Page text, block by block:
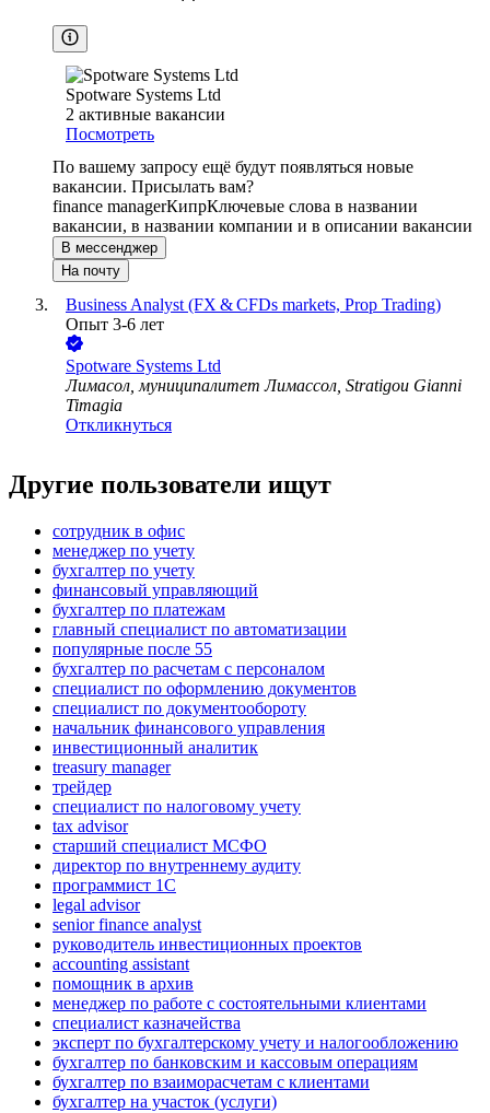
Spotware Systems Ltd
2 активные вакансии
Посмотреть
По вашему запросу ещё будут появляться новые
вакансии. Присылать вам?
finance managerКипрКлючевые слова в названии
вакансии, в названии компании и в описании вакансии
В мессенджер
На почту
Business Analyst (FX & CFDs markets, Prop Trading)
Опыт 3-6 лет
Spotware Systems Ltd
Лимасол, муниципалитет Лимассол, Stratigou Gianni
Timagia
Откликнуться
Другие пользователи ищут
сотрудник в офис
менеджер по учету
бухгалтер по учету
финансовый управляющий
бухгалтер по платежам
главный специалист по автоматизации
популярные после 55
бухгалтер по расчетам с персоналом
специалист по оформлению документов
специалист по документообороту
начальник финансового управления
инвестиционный аналитик
treasury manager
трейдер
специалист по налоговому учету
tax advisor
старший специалист МСФО
директор по внутреннему аудиту
программист 1C
legal advisor
senior finance analyst
руководитель инвестиционных проектов
accounting assistant
помощник в архив
менеджер по работе с состоятельными клиентами
специалист казначейства
эксперт по бухгалтерскому учету и налогообложению
бухгалтер по банковским и кассовым операциям
бухгалтер по взаиморасчетам с клиентами
бухгалтер на участок (услуги)